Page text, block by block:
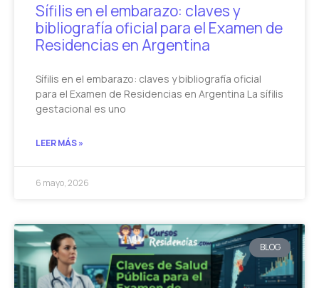
Sífilis en el embarazo: claves y
bibliografía oficial para el Examen de
Residencias en Argentina
Sífilis en el embarazo: claves y bibliografía oficial
para el Examen de Residencias en Argentina La sífilis
gestacional es uno
LEER MÁS »
6 mayo, 2026
BLOG